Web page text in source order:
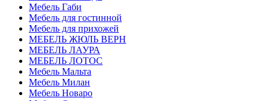
Мебель Габи
Мебель для гостинной
Мебель для прихожей
МЕБЕЛЬ ЖЮЛЬ ВЕРН
МЕБЕЛЬ ЛАУРА
МЕБЕЛЬ ЛОТОС
Мебель Мальта
Мебель Милан
Мебель Новаро